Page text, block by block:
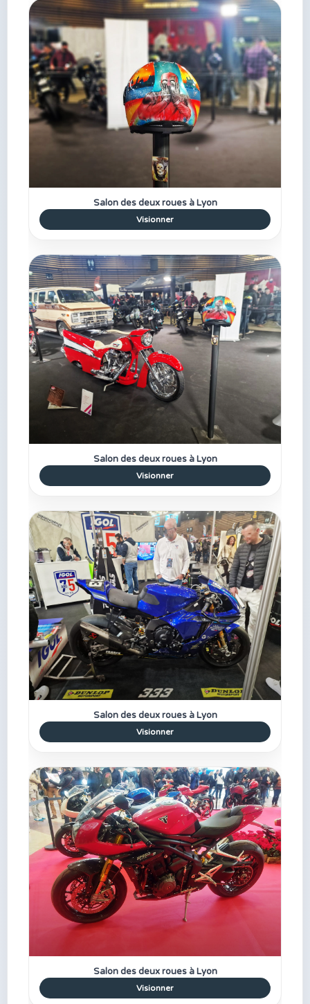
Salon des deux roues à Lyon
Visionner
Salon des deux roues à Lyon
Visionner
Salon des deux roues à Lyon
Visionner
Salon des deux roues à Lyon
Visionner